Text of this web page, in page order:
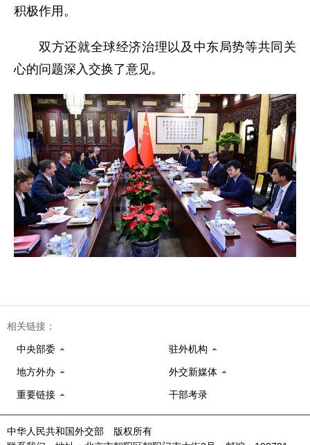
积极作用。
双方还就全球经济治理以及中东局势等共同关
心的问题深入交换了意见。
相关链接：
中央部委 驻外机构
地方外办 外交新媒体
重要链接 干部考录
中华人民共和国外交部 版权所有